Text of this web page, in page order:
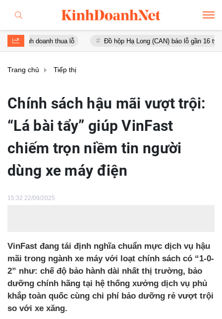
thua lỗ Đồ hộp Hạ Long (CAN) báo lỗ gần 16 tỷ đồng, tài
Trang chủ Tiếp thị
Chính sách hậu mãi vượt trội:
“Lá bài tẩy” giúp VinFast
chiếm trọn niềm tin người
dùng xe máy điện
15:32 22/09/2025
VinFast đang tái định nghĩa chuẩn mực dịch vụ hậu
mãi trong ngành xe máy với loạt chính sách có “1-0-
2” như: chế độ bảo hành dài nhất thị trường, bảo
dưỡng chính hãng tại hệ thống xưởng dịch vụ phủ
khắp toàn quốc cùng chi phí bảo dưỡng rẻ vượt trội
so với xe xăng.